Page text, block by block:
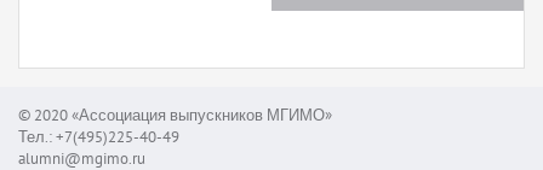
© 2020 «Ассоциация выпускников МГИМО»
Тел.: +7(495)225-40-49
alumni@mgimo.ru